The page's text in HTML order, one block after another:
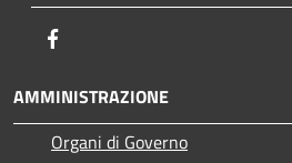
AMMINISTRAZIONE
Organi di Governo